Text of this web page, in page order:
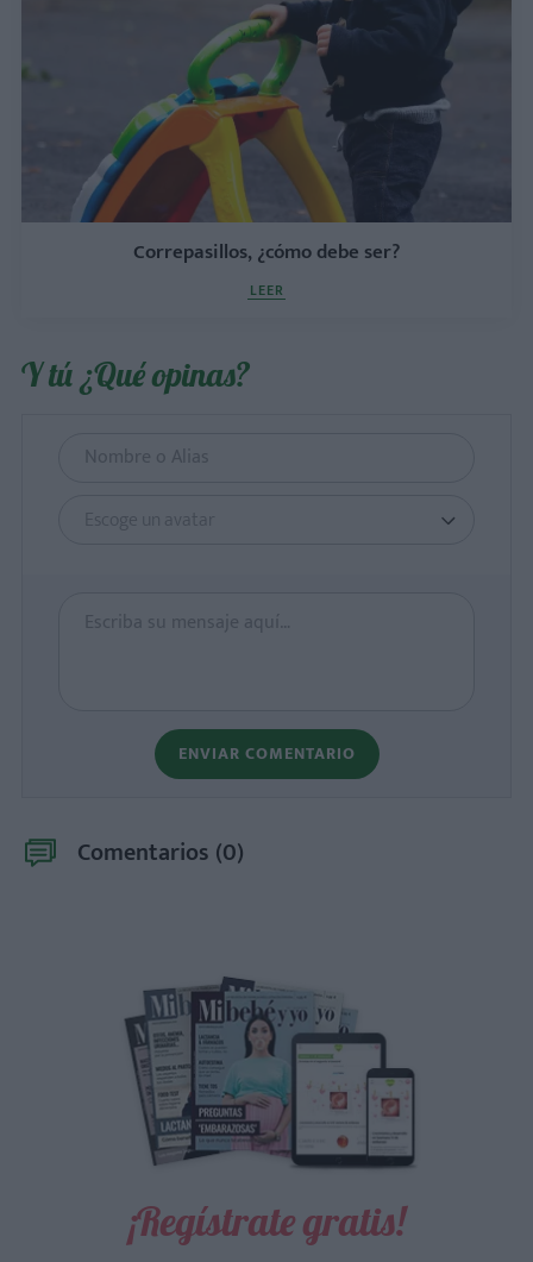
Correpasillos, ¿cómo debe ser?
LEER
Y tú ¿Qué opinas?
Escoge un avatar
ENVIAR COMENTARIO
Comentarios (0)
¡Regístrate gratis!